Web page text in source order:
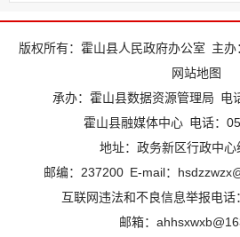
版权所有：霍山县人民政府办公室 主办
网站地图
承办：霍山县数据资源管理局 电
霍山县融媒体中心 电话：
地址：政务新区行政中心
邮编：237200 E-mail：
互联网违法和不良信息举报电
邮箱：